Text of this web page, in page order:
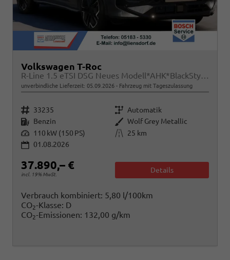
Volkswagen T-Roc
R-Line 1.5 eTSI DSG Neues Modell*AHK*BlackStyle*Matrix*19"*Android Auto*EasyOpen*SHZ*Kamera*ParkAsstPro*ACC*Keyless
unverbindliche Lieferzeit: 05.09.2026 Fahrzeug mit Tageszulassung
Fahrzeugnr. 33235 Getriebe Automatik
Kraftstoff Benzin Außenfarbe Wolf Grey Metallic
Leistung 110 kW (150 PS) Kilometerstand
25 km
01.08.2026
37.890,– €
incl. 19% MwSt.
Details
Verbrauch kombiniert: 5,80 l/100km
CO2-Klasse: D
CO2-Emissionen: 132,00 g/km